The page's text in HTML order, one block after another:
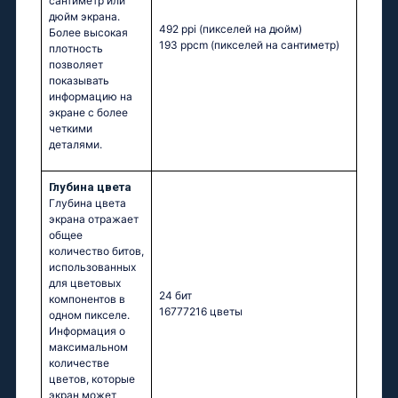
дюйм экрана.
Более высокая
плотность
позволяет
показывать
информацию на
экране с более
четкими
деталями.
492 ppi (пикселей на дюйм)
193 ppcm (пикселей на сантиметр)
Глубина цвета
Глубина цвета
экрана отражает
общее
количество битов,
использованных
для цветовых
компонентов в
одном пикселе.
Информация о
максимальном
количестве
цветов, которые
экран может
24 бит
16777216 цветы